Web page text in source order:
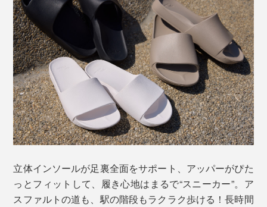
立体インソールが足裏全面をサポート、アッパーがぴた
っとフィットして、履き心地はまるで“スニーカー”。ア
スファルトの道も、駅の階段もラクラク歩ける！長時間